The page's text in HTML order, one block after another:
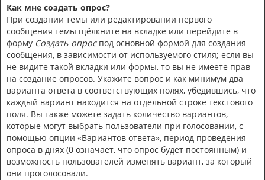
Как мне создать опрос?
При создании темы или редактировании первого
сообщения темы щёлкните на вкладке или перейдите в
форму Создать опроспод основной формой для создания
сообщения, в зависимости от используемого стиля; если вы
не видите такой вкладки или формы, то вы не имеете прав
на создание опросов. Укажите вопрос и как минимум два
варианта ответа в соответствующих полях, убедившись, что
каждый вариант находится на отдельной строке текстового
поля. Вы также можете задать количество вариантов,
которые могут выбрать пользователи при голосовании, с
помощью опции «Вариантов ответа», период проведения
опроса в днях (0 означает, что опрос будет постоянным) и
возможность пользователей изменять вариант, за который
они проголосовали.